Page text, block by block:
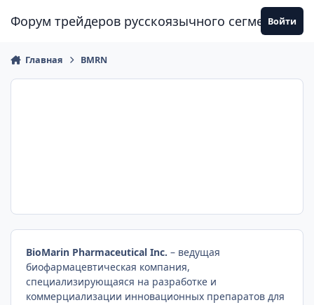
Форум трейдеров русскоязычного сегмента
Войти
Главная BMRN
BioMarin Pharmaceutical Inc. – ведущая
биофармацевтическая компания,
специализирующаяся на разработке и
коммерциализации инновационных препаратов для